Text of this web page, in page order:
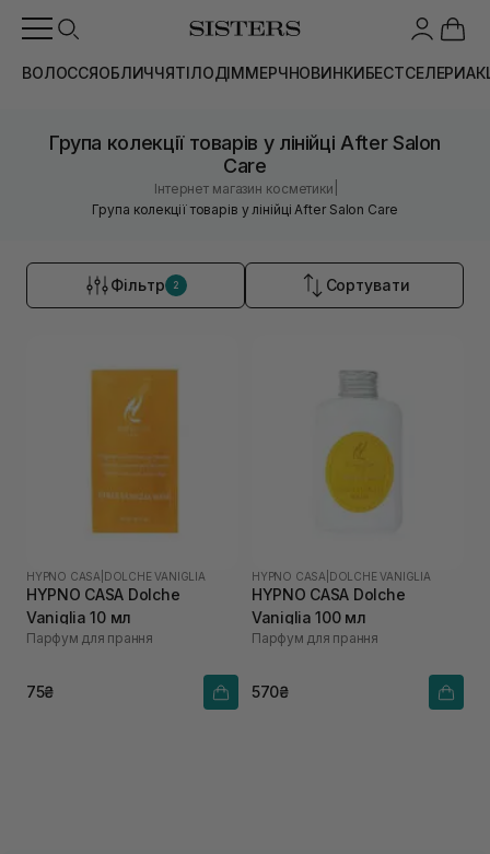
ВОЛОССЯОБЛИЧЧЯТІЛОДІММЕРЧНОВИНКИБЕСТСЕЛЕРИ
Група колекції товарів у лінійці After Salon
Care
Інтернет магазин косметики
Група колекції товарів у лінійці After Salon Care
Фільтр 2 Сортувати
HYPNO CASA DOLCHE VANIGLIA
HYPNO CASA Dolche
Vaniglia 10 мл
Парфум для прання
75₴
HYPNO CASA DOLCHE VANIGLIA
HYPNO CASA Dolche
Vaniglia 100 мл
Парфум для прання
570₴